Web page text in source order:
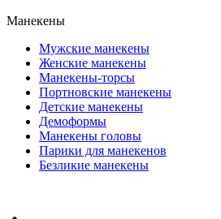
Манекены
Мужские манекены
Женские манекены
Манекены-торсы
Портновские манекены
Детские манекены
Демоформы
Манекены головы
Парики для манекенов
Безликие манекены